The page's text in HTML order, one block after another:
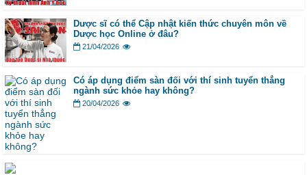
Dược sĩ có thể Cập nhật kiến thức chuyên môn về
Dược học Online ở đâu?
21/04/2026
Có áp dụng điểm sàn đối với thí sinh tuyển thẳng
ngành sức khỏe hay không?
20/04/2026